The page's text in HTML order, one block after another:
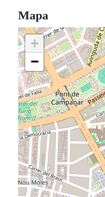
Mapa
+
−